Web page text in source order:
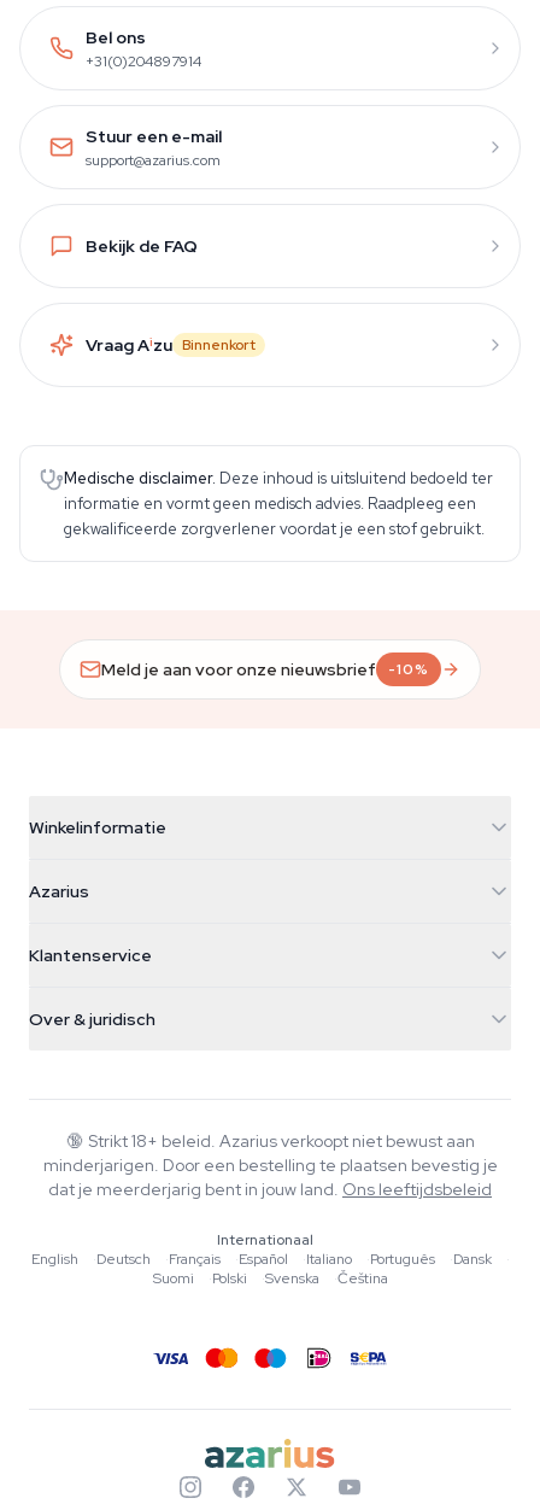
Bel ons
+31(0)204897914
Stuur een e-mail
support@azarius.com
Bekijk de FAQ
Vraag Aizu Binnenkort
Medische disclaimer. Deze inhoud is uitsluitend bedoeld ter
informatie en vormt geen medisch advies. Raadpleeg een
gekwalificeerde zorgverlener voordat je een stof gebruikt.
Meld je aan voor onze nieuwsbrief -10%
Winkelinformatie
Galvaniweg 11
Nederland
+31(0)204897914
Azarius
Smokeshop
Klantenservice
Retourbeleid
Veelgestelde vragen
Privacybeleid
Over & juridisch
Wiki
Muziek
Redactionele normen
Tools & Calculators
🔞 Strikt 18+ beleid. Azarius verkoopt niet bewust aan
minderjarigen. Door een bestelling te plaatsen bevestig je
dat je meerderjarig bent in jouw land. Ons leeftijdsbeleid
Internationaal
English
·Deutsch ·Français ·Español ·Italiano ·Português ·Dansk
·
Suomi
·Polski ·Svenska ·Čeština